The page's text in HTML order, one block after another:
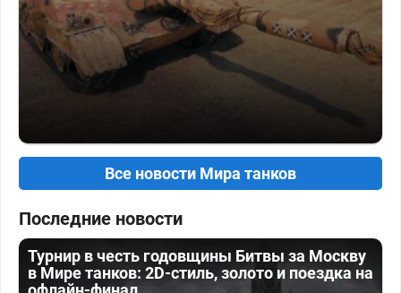
Все новости Мира танков
Последние новости
Турнир в честь годовщины Битвы за Москву
в Мире танков: 2D-стиль, золото и поездка на